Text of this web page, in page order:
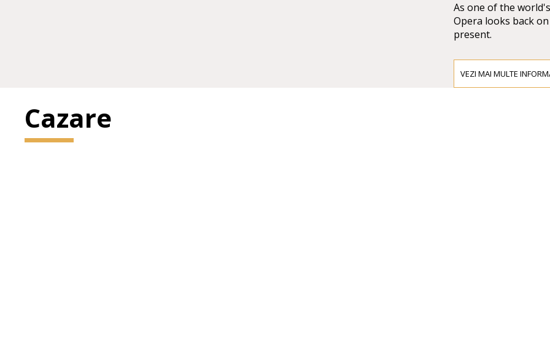
As one of the
Opera looks back
present.
Every season,
program in around
VEZI MAI MULTE
Cazare